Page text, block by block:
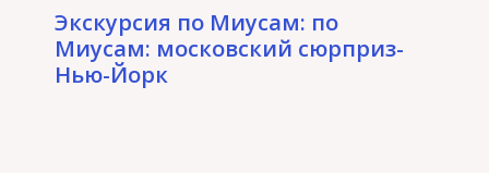
Экскурсия по Миусам: по
Миусам: московский сюрприз-
Нью-Йорк